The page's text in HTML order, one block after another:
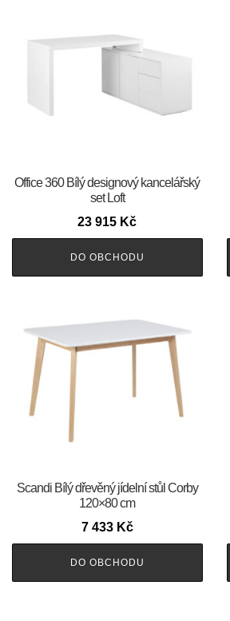
Office 360 Bílý designový kancelářský
set Loft
23 915 Kč
DO OBCHODU
Scandi Bílý dřevěný jídelní stůl Corby
120×80 cm
7 433 Kč
DO OBCHODU